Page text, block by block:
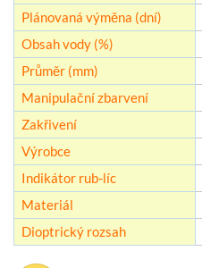
Plánovaná výměna (dní)
Obsah vody (%)
Průměr (mm)
Manipulační zbarvení
Zakřivení
Výrobce
Indikátor rub-líc
Materiál
Dioptrický rozsah